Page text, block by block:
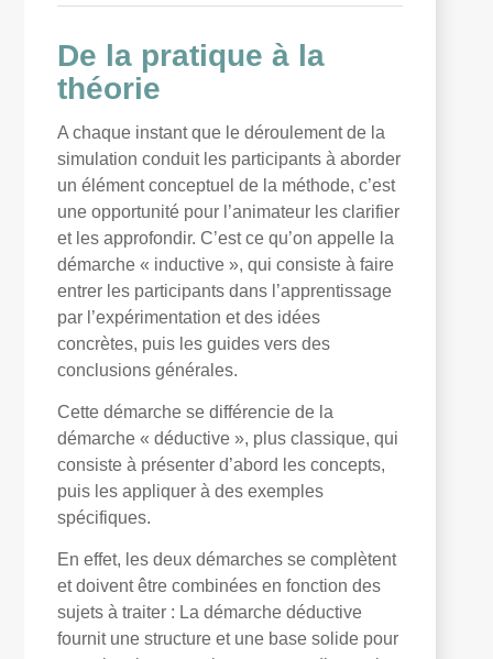
De la pratique à la
théorie
A chaque instant que le déroulement de la
simulation conduit les participants à aborder
un élément conceptuel de la méthode, c’est
une opportunité pour l’animateur les clarifier
et les approfondir. C’est ce qu’on appelle la
démarche « inductive », qui consiste à faire
entrer les participants dans l’apprentissage
par l’expérimentation et des idées
concrètes, puis les guides vers des
conclusions générales.
Cette démarche se différencie de la
démarche « déductive », plus classique, qui
consiste à présenter d’abord les concepts,
puis les appliquer à des exemples
spécifiques.
En effet, les deux démarches se complètent
et doivent être combinées en fonction des
sujets à traiter : La démarche déductive
fournit une structure et une base solide pour